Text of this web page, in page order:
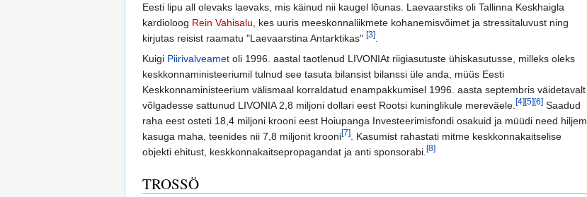
Eesti lipu all olevaks laevaks, mis käinud nii kaugel lõunas. Laevaarstiks oli Tallinna Keskhaigla
kardioloog Rein Vahisalu , kes uuris meeskonnaliikmete kohanemisvõimet ja stressitaluvust ning
kirjutas reisist raamatu "Laevaarstina Antarktikas" [3]
Kuigi Piirivalveamet oli 1996. aastal taotlenud LIVONIAt riigiasutuste ühiskasutusse, milleks oleks
keskkonnaministeeriumil tulnud see tasuta bilansist bilanssi üle anda, müüs Eesti
Keskkonnaministeerium välismaal korraldatud enampakkumisel 1996. aasta septembris väidetavalt
võlgadesse sattunud LIVONIA 2,8 miljoni dollari eest Rootsi kuninglikule mereväele. [4][5][6] Saadud
raha eest osteti 18,4 miljoni krooni eest Hoiupanga Investeerimisfondi osakuid ja müüdi need hiljem
kasuga maha, teenides nii 7,8 miljonit krooni[7]
. Kasumist rahastati mitme keskkonnakaitselise
objekti ehitust, keskkonnakaitsepropagandat ja anti sponsorabi. [8]
TROSSÖ